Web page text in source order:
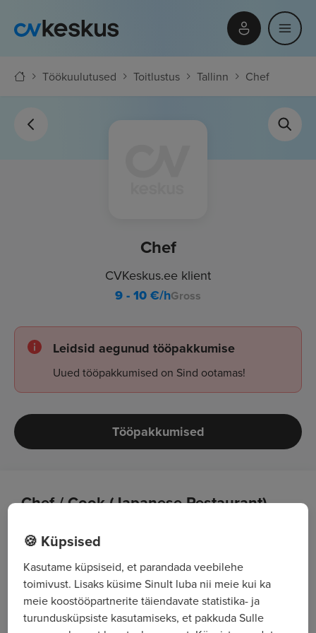
Töökuulutused Toitlustus Tallinn Chef
Chef
CVKeskus.ee klient
9 - 10€/hGross
Leidsid aegunud tööpakkumise
Uued tööpakkumised on Sind ootamas!
Tööpakkumised
Chef / Cook (Japanese Restaurant)
Preparation and cooking of Japanese dishes
Daily food preparation and kitchen
organization
🍪 Küpsised
Kasutame küpsiseid, et parandada veebilehe
toimivust. Lisaks küsime Sinult luba nii meie kui ka
meie koostööpartnerite täiendavate statistika- ja
turundusküpsiste kasutamiseks, et pakkuda Sulle